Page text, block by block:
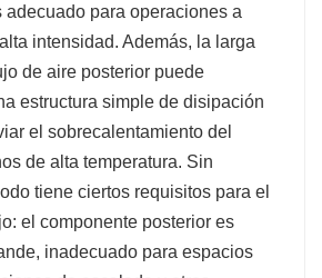
adecuado para operaciones a
intensidad. Además, la larga
de aire posterior puede
estructura simple de disipación
el sobrecalentamiento del
de alta temperatura. Sin
tiene ciertos requisitos para el
el componente posterior es
inadecuado para espacios